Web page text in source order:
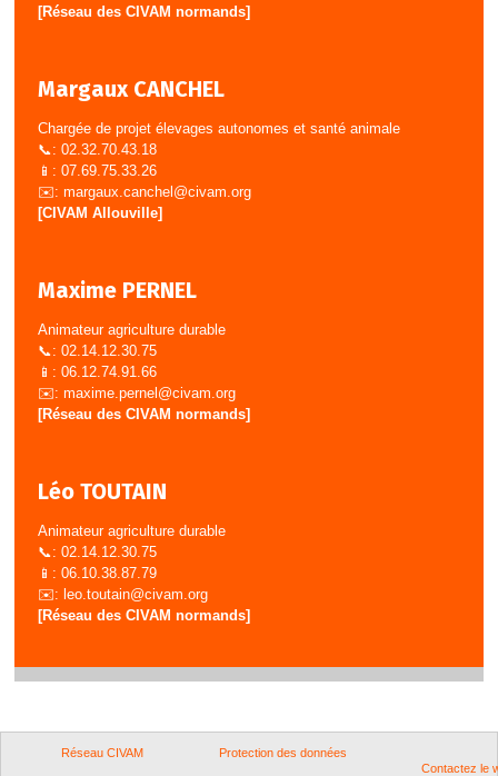
[Réseau des CIVAM normands]
Margaux CANCHEL
Chargée de projet élevages autonomes et santé animale
📞: 02.32.70.43.18
📱: 07.69.75.33.26
✉️: margaux.canchel@civam.org
[CIVAM Allouville]
Maxime PERNEL
Animateur agriculture durable
📞: 02.14.12.30.75
📱: 06.12.74.91.66
✉️: maxime.pernel@civam.org
[Réseau des CIVAM normands]
Léo TOUTAIN
Animateur agriculture durable
📞: 02.14.12.30.75
📱: 06.10.38.87.79
✉️: leo.toutain@civam.org
[Réseau des CIVAM normands]
Réseau CIVAM Protection des données
Contactez le